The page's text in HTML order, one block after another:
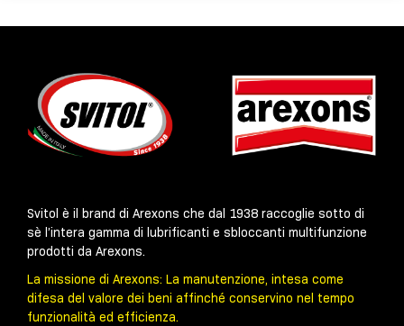
Svitol è il brand di Arexons che dal 1938 raccoglie sotto di
sè l’intera gamma di lubrificanti e sbloccanti multifunzione
prodotti da Arexons.
La missione di Arexons: La manutenzione, intesa come
difesa del valore dei beni affinché conservino nel tempo
funzionalità ed efficienza.